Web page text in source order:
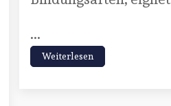
...
Weiterlesen